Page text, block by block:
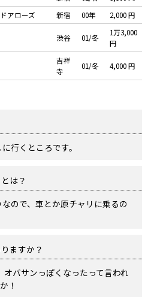
アローズ 新宿 00年 2,000 円
渋谷 01/冬
1万3,000
円
吉祥
寺
01/冬 4,000 円
行くところです。
は？
ので、車とか原チャリに乗るの
ますか？
バサンっぽくなったって言われ
！